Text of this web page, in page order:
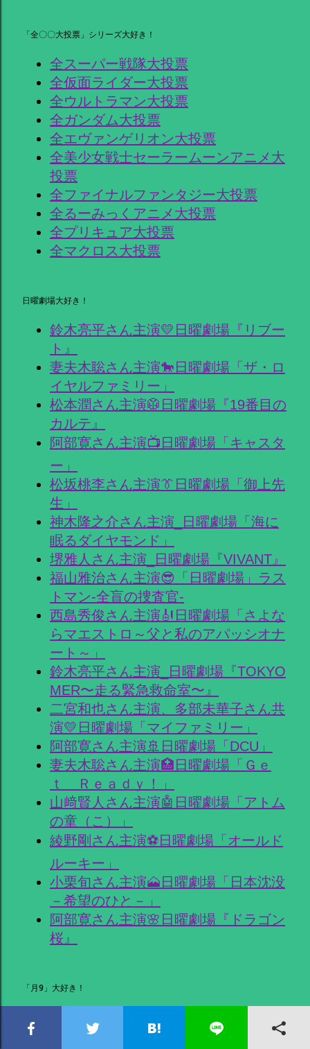
「全〇〇大投票」シリーズ大好き！
全スーパー戦隊大投票
全仮面ライダー大投票
全ウルトラマン大投票
全ガンダム大投票
全エヴァンゲリオン大投票
全美少女戦士セーラームーンアニメ大
投票
全ファイナルファンタジー大投票
全るーみっくアニメ大投票
全プリキュア大投票
全マクロス大投票
日曜劇場大好き！
鈴木亮平さん主演💛日曜劇場『リブー
ト』
妻夫木聡さん主演🐎日曜劇場「ザ・ロ
イヤルファミリー」
松本潤さん主演🥼日曜劇場『19番目の
カルテ』
阿部寛さん主演📺日曜劇場「キャスタ
ー」
松坂桃李さん主演👔日曜劇場「御上先
生」
神木隆之介さん主演_日曜劇場「海に
眠るダイヤモンド」
堺雅人さん主演_日曜劇場『VIVANT』
福山雅治さん主演😎「日曜劇場」ラス
トマン-全盲の捜査官-
西島秀俊さん主演🎻日曜劇場「さよな
らマエストロ～父と私のアパッシオナ
ート～」
鈴木亮平さん主演_日曜劇場『TOKYO
MER〜走る緊急救命室〜』
二宮和也さん主演、多部未華子さん共
演💛日曜劇場「マイファミリー」
阿部寛さん主演🚢日曜劇場「DCU」
妻夫木聡さん主演🏥日曜劇場「Ｇｅ
ｔ Ｒｅａｄｙ！」
山﨑賢人さん主演🤖日曜劇場「アトム
の童（こ）」
綾野剛さん主演⚽日曜劇場「オールド
ルーキー」
小栗旬さん主演🗻日曜劇場「日本沈没
－希望のひと－」
阿部寛さん主演🌸日曜劇場『ドラゴン
桜』
「月9」大好き！
と、いい日になる